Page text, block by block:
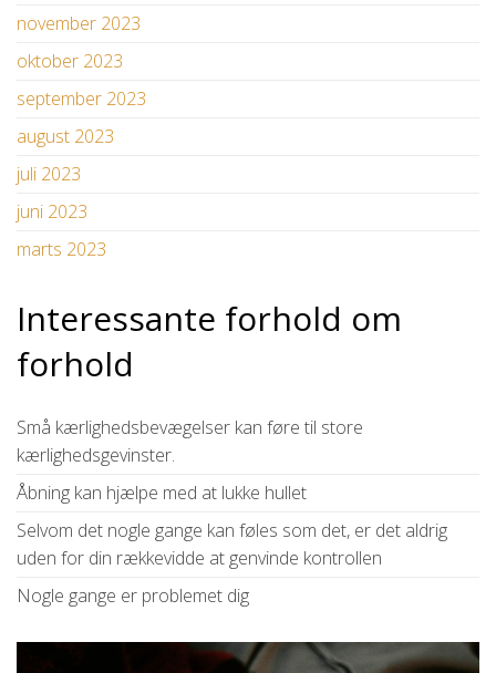
november 2023
oktober 2023
september 2023
august 2023
juli 2023
juni 2023
marts 2023
Interessante forhold om
forhold
Små kærlighedsbevægelser kan føre til store
kærlighedsgevinster.
Åbning kan hjælpe med at lukke hullet
Selvom det nogle gange kan føles som det, er det aldrig
uden for din rækkevidde at genvinde kontrollen
Nogle gange er problemet dig